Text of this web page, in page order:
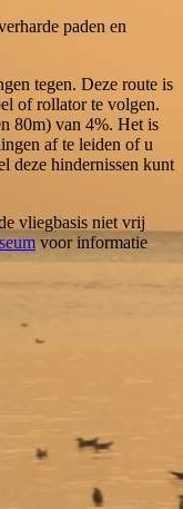
paden en
tegen. Deze route is
of rollator te volgen.
80m) van 4%. Het is
af te leiden of u
deze hindernissen kunt
vliegbasis niet vrij
voor informatie